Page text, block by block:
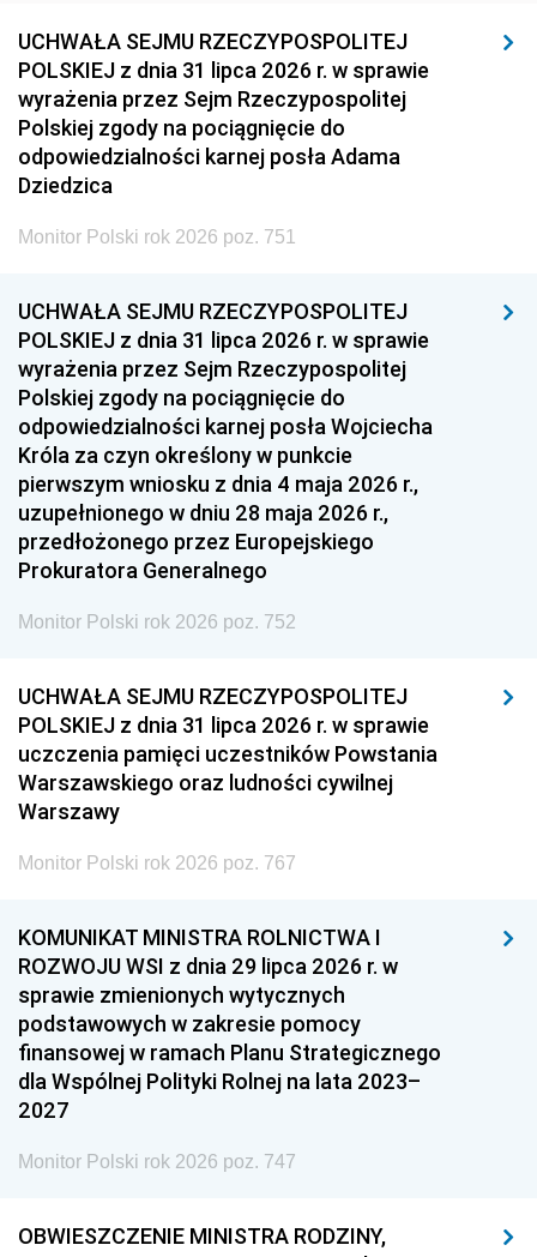
UCHWAŁA SEJMU RZECZYPOSPOLITEJ
POLSKIEJ z dnia 31 lipca 2026 r. w sprawie
wyrażenia przez Sejm Rzeczypospolitej
Polskiej zgody na pociągnięcie do
odpowiedzialności karnej posła Adama
Dziedzica
Monitor Polski rok 2026 poz. 751
UCHWAŁA SEJMU RZECZYPOSPOLITEJ
POLSKIEJ z dnia 31 lipca 2026 r. w sprawie
wyrażenia przez Sejm Rzeczypospolitej
Polskiej zgody na pociągnięcie do
odpowiedzialności karnej posła Wojciecha
Króla za czyn określony w punkcie
pierwszym wniosku z dnia 4 maja 2026 r.,
uzupełnionego w dniu 28 maja 2026 r.,
przedłożonego przez Europejskiego
Prokuratora Generalnego
Monitor Polski rok 2026 poz. 752
UCHWAŁA SEJMU RZECZYPOSPOLITEJ
POLSKIEJ z dnia 31 lipca 2026 r. w sprawie
uczczenia pamięci uczestników Powstania
Warszawskiego oraz ludności cywilnej
Warszawy
Monitor Polski rok 2026 poz. 767
KOMUNIKAT MINISTRA ROLNICTWA I
ROZWOJU WSI z dnia 29 lipca 2026 r. w
sprawie zmienionych wytycznych
podstawowych w zakresie pomocy
finansowej w ramach Planu Strategicznego
dla Wspólnej Polityki Rolnej na lata 2023–
2027
Monitor Polski rok 2026 poz. 747
OBWIESZCZENIE MINISTRA RODZINY,